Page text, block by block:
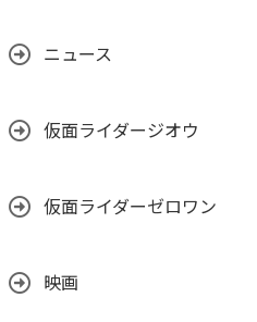
ニュース
仮面ライダージオウ
仮面ライダーゼロワン
映画